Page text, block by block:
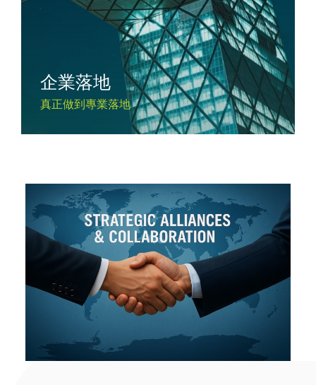
企業落地
真正做到專業落地